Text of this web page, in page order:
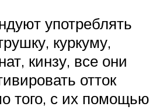
употреблять
куркуму,
кинзу, все они
отток
того, с их помощью